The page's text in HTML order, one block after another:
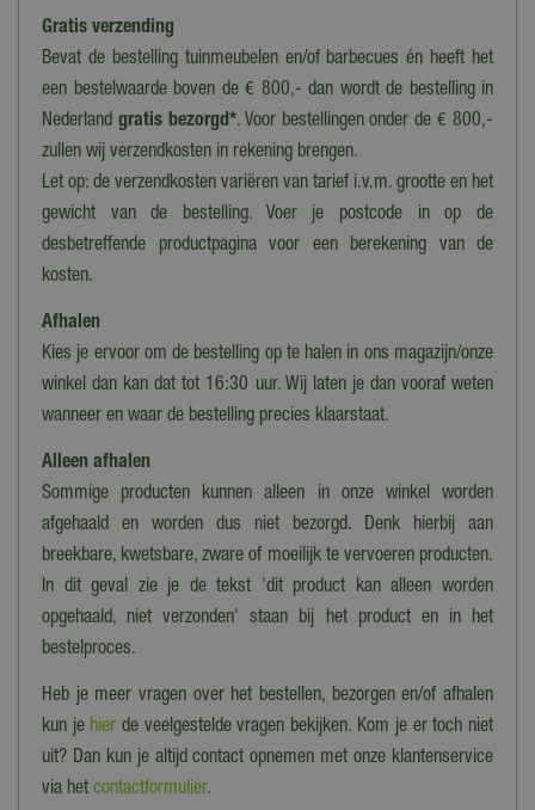
Gratis verzending
Bevat de bestelling tuinmeubelen en/of barbecues én heeft het
een bestelwaarde boven de € 800,- dan wordt de bestelling in
Nederland gratis bezorgd*. Voor bestellingen onder de € 800,-
zullen wij verzendkosten in rekening brengen.
Let op: de verzendkosten variëren van tarief i.v.m. grootte en het
gewicht van de bestelling. Voer je postcode in op de
desbetreffende productpagina voor een berekening van de
kosten.
Afhalen
Kies je ervoor om de bestelling op te halen in ons magazijn/onze
winkel dan kan dat tot 16:30 uur. Wij laten je dan vooraf weten
wanneer en waar de bestelling precies klaarstaat.
Alleen afhalen
Sommige producten kunnen alleen in onze winkel worden
afgehaald en worden dus niet bezorgd. Denk hierbij aan
breekbare, kwetsbare, zware of moeilijk te vervoeren producten.
In dit geval zie je de tekst 'dit product kan alleen worden
opgehaald, niet verzonden' staan bij het product en in het
bestelproces.
Heb je meer vragen over het bestellen, bezorgen en/of afhalen
kun je hier de veelgestelde vragen bekijken. Kom je er toch niet
uit? Dan kun je altijd contact opnemen met onze klantenservice
via het contactformulier.